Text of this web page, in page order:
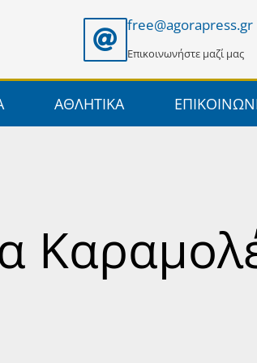
free@agorapress.gr
Επικοινωνήστε μαζί μας
ΑΘΛΗΤΙΚΑ